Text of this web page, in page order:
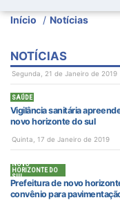
Início / Notícias
NOTÍCIAS
Segunda, 21 de Janeiro de 2019
SAÚDE
Vigilância sanitária
novo horizonte do sul
Quinta, 17 de Janeiro de 2019
NOVO
HORIZONTE DO
SUL
Prefeitura de novo
convênio para